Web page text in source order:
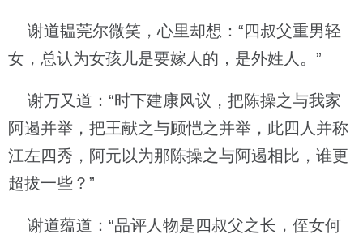
谢道韫莞尔微笑，心里却想：“四叔父重男轻
女，总认为女孩儿是要嫁人的，是外姓人。”
谢万又道：“时下建康风议，把陈操之与我家
阿遏并举，把王献之与顾恺之并举，此四人并称
江左四秀，阿元以为那陈操之与阿遏相比，谁更
超拔一些？”
谢道蕴道：“品评人物是四叔父之长，侄女何